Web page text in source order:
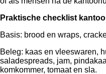
Praktische checklist
Basis: brood en wraps,
Beleg: kaas en vleeswaren,
saladespreads, jam,
komkommer, tomaat en sla.